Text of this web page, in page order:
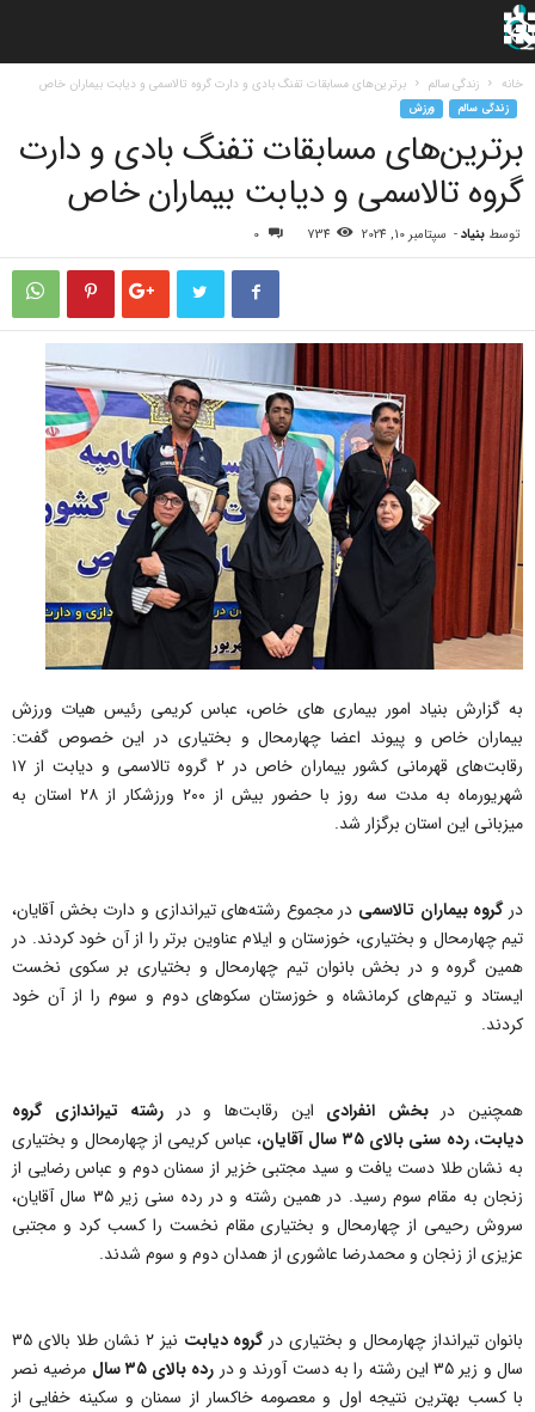
خانه زندگی سالم برترین‌های مسابقات تفنگ بادی و دارت گروه تالاسمی و دیابت بیماران خاص
زندگی سالم ورزش
برترین‌های مسابقات تفنگ بادی و دارت
گروه تالاسمی و دیابت بیماران خاص
توسط بنیاد- سپتامبر 10, 2024 734
0
به گزارش بنیاد امور بیماری های خاص، عباس کریمی رئیس هیات ورزش
بیماران خاص و پیوند اعضا چهارمحال‌ و بختیاری در این خصوص گفت:
رقابت‌های قهرمانی کشور بیماران خاص در ۲ گروه تالاسمی و دیابت از ۱۷
شهریورماه به مدت سه روز با حضور بیش از ۲۰۰ ورزشکار از ۲۸ استان به
میزبانی این استان برگزار شد.
درگروه بیماران تالاسمی در مجموع رشته‌های تیراندازی و دارت بخش آقایان،
تیم چهارمحال و بختیاری، خوزستان و ایلام عناوین برتر را از آن خود کردند. در
همین گروه و در بخش بانوان تیم چهارمحال و بختیاری بر سکوی نخست
ایستاد و تیم‌های کرمانشاه و خوزستان سکوهای دوم و سوم را از آن خود
کردند.
همچنین دربخش انفرادی این رقابت‌ها و در رشته تیراندازی گروه
دیابت،رده سنی بالای ۳۵ سال آقایان
، عباس کریمی از چهارمحال و بختیاری
به نشان طلا دست یافت و سید مجتبی خزیر از سمنان دوم و عباس رضایی از
زنجان به مقام سوم رسید. در همین رشته و در رده سنی زیر ۳۵ سال آقایان،
سروش رحیمی از چهارمحال و بختیاری مقام نخست را کسب کرد و مجتبی
عزیزی از زنجان و محمدرضا عاشوری از همدان دوم و سوم شدند.
بانوان تیرانداز چهارمحال و بختیاری درگروه دیابت
نیز ۲ نشان طلا بالای ۳۵
سال و زیر ۳۵ این رشته را به دست آورند و در
رده بالای ۳۵ سال
مرضیه نصر
با کسب بهترین نتیجه اول و معصومه خاکسار از سمنان و سکینه خفایی از